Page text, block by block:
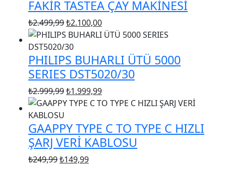
₺1.250,00.fiyat:
₺895,00.
FAKİR TASTEA ÇAY MAKİNESİ
₺2.499,99Orijinal
fiyat:
₺2.499,99.
₺2.100,00Şu
andaki
₺2.100,00.
PHILIPS BUHARLI ÜTÜ 5000
SERIES DST5020/30
₺2.999,99Orijinal
fiyat:
₺1.999,99Şu
andaki
₺1.999,99.
GAAPPY TYPE C TO TYPE C HIZLI
ŞARJ VERİ KABLOSU
₺249,99Orijinal
₺149,99Şu